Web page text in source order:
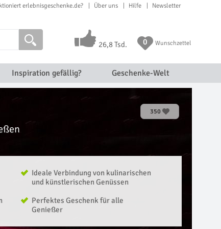
erlebnisgeschenke.de? Über uns Hilfe Newsletter
26,8 Tsd. 0 Wunschzettel
Inspiration gefällig? Geschenke-Welt
350
Ideale Verbindung von kulinarischen
und künstlerischen Genüssen
Perfektes Geschenk für alle
Genießer